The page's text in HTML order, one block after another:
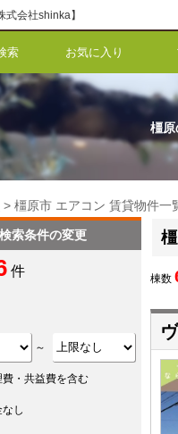
会社shinka】
索 お気に入り
橿原
> 橿原市 エアコン 賃貸物件一
棟数
検索条件の変更
件
～
費・共益費を含む
し